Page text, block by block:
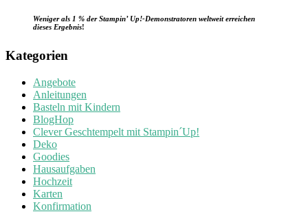
Weniger als 1 % der Stampin’ Up!-Demonstratoren weltweit erreichen
dieses Ergebnis!
Kategorien
Angebote
Anleitungen
Basteln mit Kindern
BlogHop
Clever Geschtempelt mit Stampin´Up!
Deko
Goodies
Hausaufgaben
Hochzeit
Karten
Konfirmation